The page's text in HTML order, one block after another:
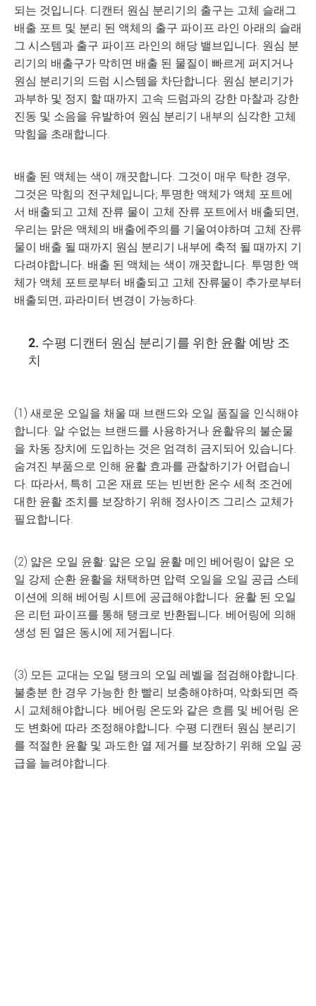
되는 것입니다. 디캔터 원심 분리기의 출구는 고체 슬래그
배출 포트 및 분리 된 액체의 출구 파이프 라인 아래의 슬래
그 시스템과 출구 파이프 라인의 해당 밸브입니다. 원심 분
리기의 배출구가 막히면 배출 된 물질이 빠르게 퍼지거나
원심 분리기의 드럼 시스템을 차단합니다. 원심 분리기가
과부하 및 정지 할 때까지 고속 드럼과의 강한 마찰과 강한
진동 및 소음을 유발하여 원심 분리기 내부의 심각한 고체
막힘을 초래합니다.
배출 된 액체는 색이 깨끗합니다. 그것이 매우 탁한 경우,
그것은 막힘의 전구체입니다; 투명한 액체가 액체 포트에
서 배출되고 고체 잔류 물이 고체 잔류 포트에서 배출되면,
우리는 맑은 액체의 배출에주의를 기울여야하며 고체 잔류
물이 배출 될 때까지 원심 분리기 내부에 축적 될 때까지 기
다려야합니다. 배출 된 액체는 색이 깨끗합니다. 투명한 액
체가 액체 포트로부터 배출되고 고체 잔류물이 추가로부터
배출되면, 파라미터 변경이 가능하다.
2. 수평 디캔터 원심 분리기를 위한 윤활 예방 조
치
(1) 새로운 오일을 채울 때 브랜드와 오일 품질을 인식해야
합니다. 알 수없는 브랜드를 사용하거나 윤활유의 불순물
을 차동 장치에 도입하는 것은 엄격히 금지되어 있습니다.
숨겨진 부품으로 인해 윤활 효과를 관찰하기가 어렵습니
다. 따라서, 특히 고온 재료 또는 빈번한 온수 세척 조건에
대한 윤활 조치를 보장하기 위해 정사이즈 그리스 교체가
필요합니다.
(2) 얇은 오일 윤활: 얇은 오일 윤활 메인 베어링이 얇은 오
일 강제 순환 윤활을 채택하면 압력 오일을 오일 공급 스테
이션에 의해 베어링 시트에 공급해야합니다. 윤활 된 오일
은 리턴 파이프를 통해 탱크로 반환됩니다. 베어링에 의해
생성 된 열은 동시에 제거됩니다.
(3) 모든 교대는 오일 탱크의 오일 레벨을 점검해야합니다.
불충분 한 경우 가능한 한 빨리 보충해야하며, 악화되면 즉
시 교체해야합니다. 베어링 온도와 같은 흐름 및 베어링 온
도 변화에 따라 조정해야합니다. 수평 디캔터 원심 분리기
를 적절한 윤활 및 과도한 열 제거를 보장하기 위해 오일 공
급을 늘려야합니다.